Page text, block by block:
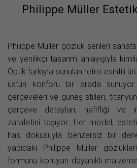
Philippe Müller
Philippe Müller gözlük serileri
ve yenilikçi tasarım anlayışıyla
Optik farkıyla sunulan retro esintili
üstün konforu bir arada
çerçeveleri ve güneş stilleri,
çerçeve detayları, hafifliği ve
zarafetini taşıyor. Her model,
has dokusuyla benzersiz bir
yapıdaki Philippe Müller
formunu koruyan dayanıklı